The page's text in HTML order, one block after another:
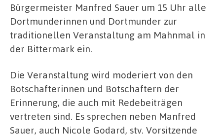
Bürgermeister Manfred Sauer um 15 Uhr alle
Dortmunderinnen und Dortmunder zur
traditionellen Veranstaltung am Mahnmal in
der Bittermark ein.
Die Veranstaltung wird moderiert von den
Botschafterinnen und Botschaftern der
Erinnerung, die auch mit Redebeiträgen
vertreten sind. Es sprechen neben Manfred
Sauer, auch Nicole Godard, stv. Vorsitzende